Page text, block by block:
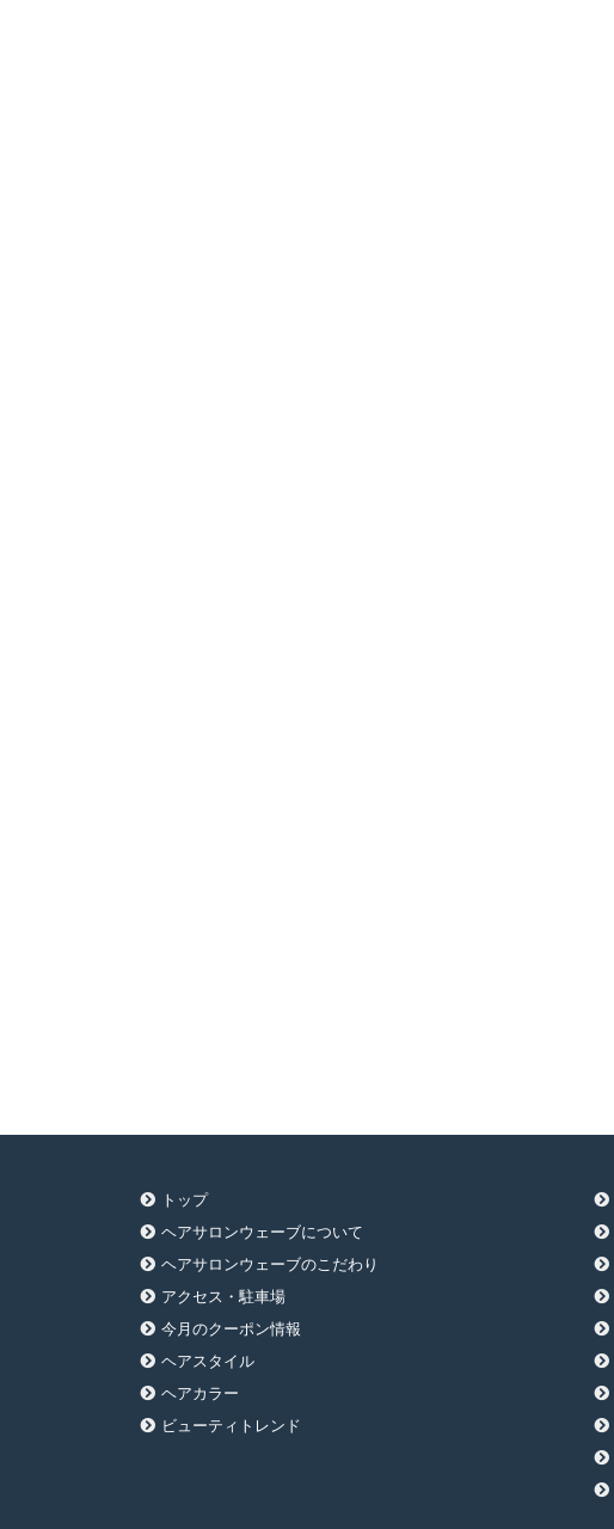
トップ
ヘアサロンウェーブについて
ヘアサロンウェーブのこだわり
アクセス・駐車場
今月のクーポン情報
ヘアスタイル
ヘアカラー
ビューティトレンド